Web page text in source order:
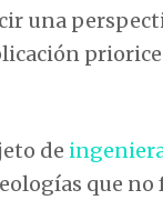
una
de
que